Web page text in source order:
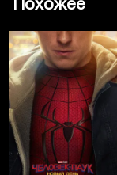
Похожее